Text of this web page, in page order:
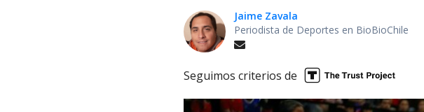
Jaime Zavala
Periodista de Deportes en BioBioChile
Seguimos criterios de